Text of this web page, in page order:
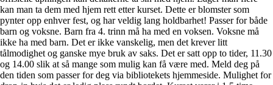
kan man ta dem med hjem rett etter kurset. Dette er blomster som
pynter opp enhver fest, og har veldig lang holdbarhet! Passer for både
barn og voksne. Barn fra 4. trinn må ha med en voksen. Voksne må
ikke ha med barn. Det er ikke vanskelig, men det krever litt
tålmodighet og ganske mye bruk av saks. Det er satt opp to tider, 11.30
og 14.00 slik at så mange som mulig kan få være med. Meld deg på
den tiden som passer for deg via bibliotekets hjemmeside. Mulighet for